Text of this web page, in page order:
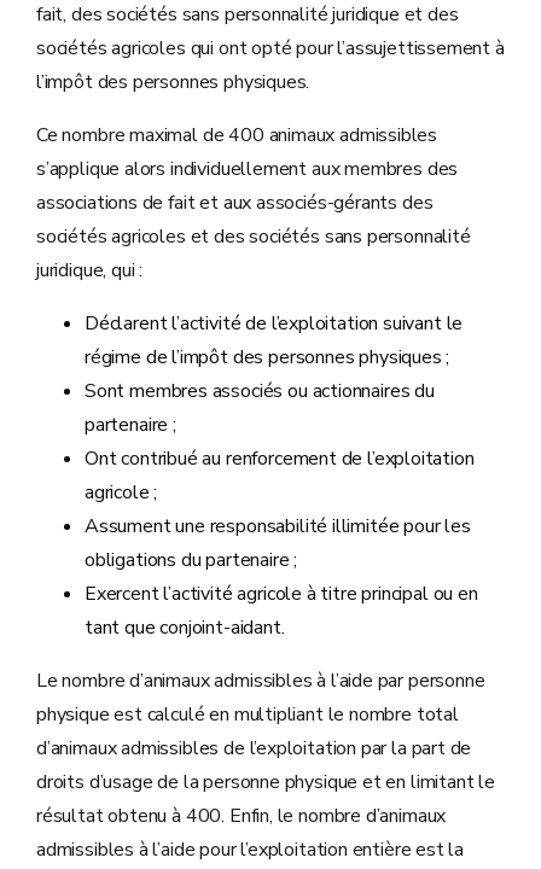
fait, des sociétés sans personnalité juridique et des
sociétés agricoles qui ont opté pour l’assujettissement à
l’impôt des personnes physiques.
Ce nombre maximal de 400 animaux admissibles
s’applique alors individuellement aux membres des
associations de fait et aux associés-gérants des
sociétés agricoles et des sociétés sans personnalité
juridique, qui :
Déclarent l’activité de l’exploitation suivant le
régime de l’impôt des personnes physiques ;
Sont membres associés ou actionnaires du
partenaire ;
Ont contribué au renforcement de l’exploitation
agricole ;
Assument une responsabilité illimitée pour les
obligations du partenaire ;
Exercent l’activité agricole à titre principal ou en
tant que conjoint-aidant.
Le nombre d’animaux admissibles à l’aide par personne
physique est calculé en multipliant le nombre total
d’animaux admissibles de l’exploitation par la part de
droits d’usage de la personne physique et en limitant le
résultat obtenu à 400. Enfin, le nombre d’animaux
admissibles à l’aide pour l’exploitation entière est la